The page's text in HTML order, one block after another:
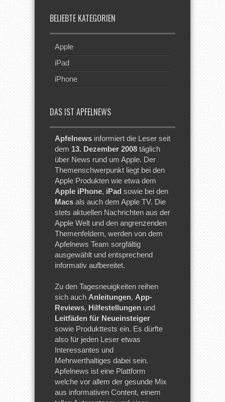
BELIEBTE KATEGORIEN
Apple
iPad
iPhone
DAS IST APFELNEWS
Apfelnews informiert die Leser seit
dem 13. Dezember 2008 täglich
über News rund um Apple. Der
Themenschwerpunkt liegt bei den
Apple Produkten wie etwa dem
Apple iPhone, iPad sowie bei den
Macs als auch dem Apple TV. Die
stets aktuellen Nachrichten aus der
Apple Welt und den angrenzenden
Themenfeldern, werden von dem
Apfelnews Team sorgfältig
ausgewählt und entsprechend
informativ aufbereitet.
Zu den Tagesneuigkeiten reihen
sich auch Anleitungen, App-
Reviews, Hilfestellungen und
Leitfäden für Neueinsteiger
sowie Produkttests ein. Es dürfte
also für jeden Leser etwas
Interessantes und
Mehrwerthaltiges dabei sein.
Apfelnews ist eine Plattform
welche vor allem der gesunde Mix
aus informativen Content, einem